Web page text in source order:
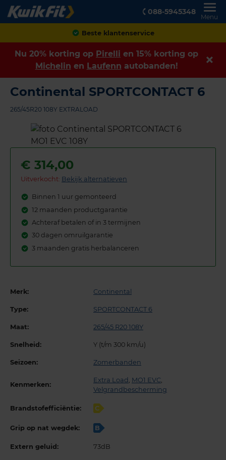
088-5945348
Menu
Achteraf betalen
Nu 20% korting op Pirelli en 15% korting op
Michelin en Laufenn autobanden!
Continental SPORTCONTACT 6
265/45R20 108Y EXTRALOAD
€ 314,00
Uitverkocht: Bekijk alternatieven
Binnen 1 uur gemonteerd
12 maanden productgarantie
Achteraf betalen of in 3 termijnen
30 dagen omruilgarantie
3 maanden gratis herbalanceren
Merk: Continental
Type: SPORTCONTACT 6
Maat: 265/45 R20 108Y
Snelheid: Y (t/m 300 km/u)
Seizoen: Zomerbanden
Kenmerken:
Extra Load , MO1 EVC,
Velgrandbescherming
Brandstofefficiëntie: C
Grip op nat wegdek: B
Extern geluid: 73dB